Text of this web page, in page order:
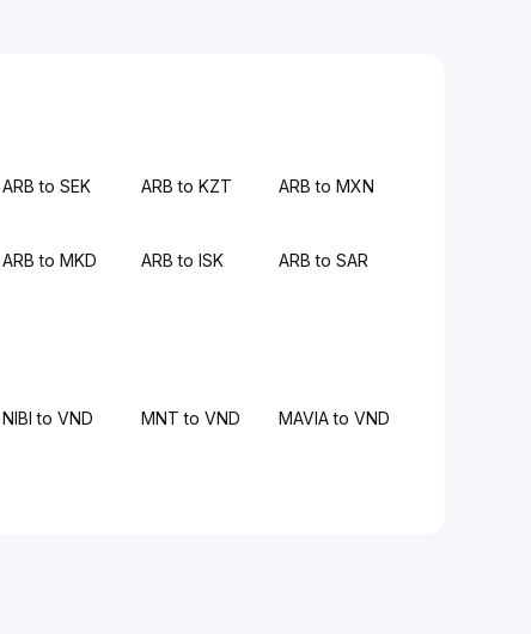
ARB to SEK ARB to KZT ARB to MXN
ARB to MKD ARB to ISK ARB to SAR
NIBI to VND MNT to VND MAVIA to VND